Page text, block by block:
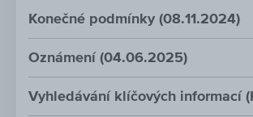
Konečné podmínky (08.11.2024)
Oznámení (04.06.2025)
Vyhledávání klíčových informací